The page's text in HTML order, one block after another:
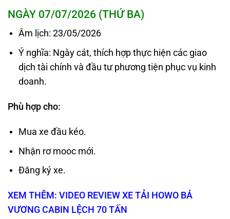
NGÀY 07/07/2026 (THỨ BA)
Âm lịch: 23/05/2026
Ý nghĩa: Ngày cát, thích hợp thực hiện các giao
dịch tài chính và đầu tư phương tiện phục vụ kinh
doanh.
Phù hợp cho:
Mua xe đầu kéo.
Nhận rơ mooc mới.
Đăng ký xe.
XEM THÊM: VIDEO REVIEW XE TẢI HOWO BÁ
VƯƠNG CABIN LỆCH 70 TẤN